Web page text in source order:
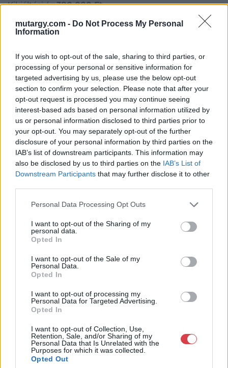
mutargy.com - Do Not Process My Personal
Information
If you wish to opt-out of the sale, sharing to third parties, or
processing of your personal or sensitive information for
targeted advertising by us, please use the below opt-out
section to confirm your selection. Please note that after your
opt-out request is processed you may continue seeing
interest-based ads based on personal information utilized by
us or personal information disclosed to third parties prior to
your opt-out. You may separately opt-out of the further
disclosure of your personal information by third parties on the
IAB’s list of downstream participants. This information may
also be disclosed by us to third parties on the IAB’s List of
Downstream Participants that may further disclose it to other
Personal Data Processing Opt Outs
I want to opt-out of the Sharing of my
personal data.
Opted In
I want to opt-out of the Sale of my
Personal Data.
Opted In
I want to opt-out of processing my
Personal Data for Targeted Advertising.
Opted In
I want to opt-out of Collection, Use,
Retention, Sale, and/or Sharing of my
Personal Data that Is Unrelated with the
Purposes for which it was collected.
Opted Out
Kikiáltási ár:380 000Ft
Aukció adatai
Aukció dátuma: 2021.12.19
Aukció ideje: 18:00
Aukció helye: Budapest Kongresszusi Központ
Tételszám: 21
Eladó adatai
Eladó:Virág Judit Galéria
Cím: Nemes Zsófia
Mű-Terem Galéria Kft.
Weboldal: http://www.viragjuditgaleria.hu
festészet és szecessziós Zsolnay kerámiák adás-vétele és
aukcionálása. Exkluzív aukciók évente 3 alkalommal.
GALÉRIA TOVÁBBI MŰTÁRGYAI